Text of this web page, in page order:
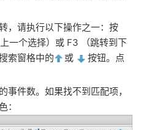
，请执行以下操作之一：按
一个选择）或 F3 （跳转到下
索窗格中的
或
按钮。点
事件数。如果找不到匹配项，
：